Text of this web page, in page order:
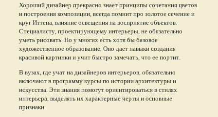
Хороший дизайнер прекрасно знает принципы сочетания цветов
и построения композиции, всегда помнит про золотое сечение и
круг Иттена, влияние освещения на восприятие объектов.
Специалисту, проектирующему интерьеры, не обязательно
уметь рисовать. Но у многих есть хотя бы базовое
художественное образование. Оно дает навыки создания
красивой картинки и учит быстро замечать, что ее портит.
В вузах, где учат на дизайнеров интерьеров, обязательно
включают в программу курсы по истории архитектуры и
искусства. Эти знания помогут ориентироваться в стилях
интерьера, выделять их характерные черты и основные
признаки.